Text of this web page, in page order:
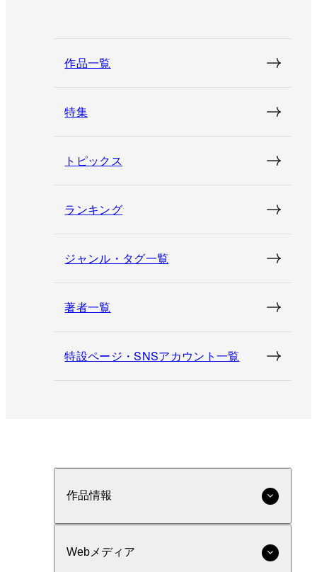
作品一覧
特集
トピックス
ランキング
ジャンル・タグ一覧
著者一覧
特設ページ・SNSアカウント一覧
作品情報
Webメディア